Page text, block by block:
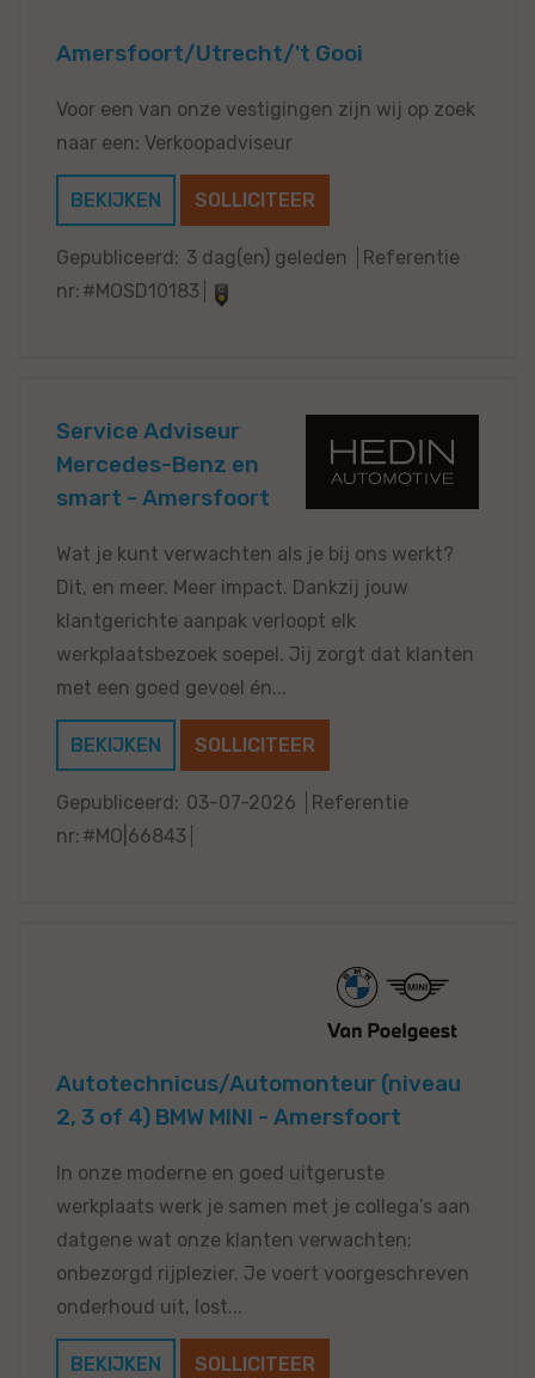
Amersfoort/Utrecht/'t Gooi
Voor een van onze vestigingen zijn wij op zoek
naar een: Verkoopadviseur
BEKIJKEN SOLLICITEER
Gepubliceerd: 3 dag(en) geleden
Referentie
nr: #MOSD10183
Service Adviseur
Mercedes-Benz en
smart - Amersfoort
Wat je kunt verwachten als je bij ons werkt?
Dit, en meer. Meer impact. Dankzij jouw
klantgerichte aanpak verloopt elk
werkplaatsbezoek soepel. Jij zorgt dat klanten
met een goed gevoel én...
BEKIJKEN SOLLICITEER
Gepubliceerd: 03-07-2026
Referentie
nr: #MO|66843
Autotechnicus/Automonteur (niveau
2, 3 of 4) BMW MINI - Amersfoort
In onze moderne en goed uitgeruste
werkplaats werk je samen met je collega’s aan
datgene wat onze klanten verwachten:
onbezorgd rijplezier. Je voert voorgeschreven
onderhoud uit, lost...
BEKIJKEN SOLLICITEER